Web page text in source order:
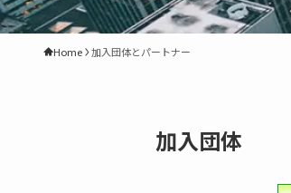
Home 加入団体とパートナー
加入団体